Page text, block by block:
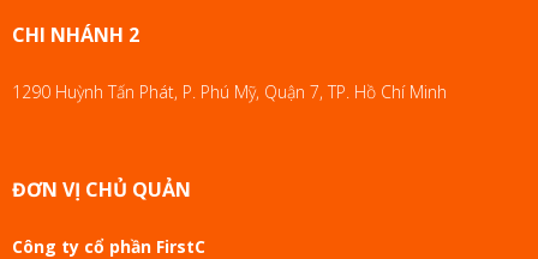
CHI NHÁNH 2
1290 Huỳnh Tấn Phát, P. Phú Mỹ, Quận 7, TP. Hồ Chí Minh
ĐƠN VỊ CHỦ QUẢN
Công ty cổ phần FirstC